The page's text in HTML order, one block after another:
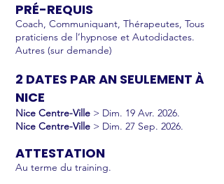
PRÉ-REQUIS
Coach, Communiquant, Thérapeutes, Tous
praticiens de l’hypnose et Autodidactes.
Autres (sur demande)
2 DATES PAR AN SEULEMENT À
NICE
Nice Centre-Ville > Dim. 19 Avr. 2026.
Nice Centre-Ville > Dim. 27 Sep. 2026.
ATTESTATION
Au terme du training.